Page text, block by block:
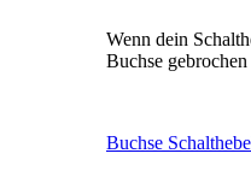
Wenn dein
Buchse gebrochen
Buchse